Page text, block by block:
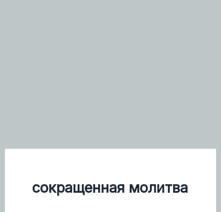
сокращенная молитва